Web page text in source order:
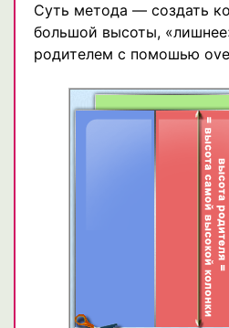
Суть метода — создать
большой высоты,
родителем с помошью